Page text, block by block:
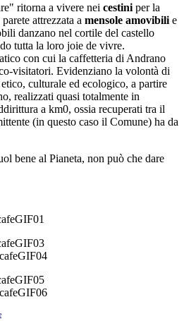
ritorna a vivere nei cestini per la
attrezzata a mensole amovibili e
danzano nel cortile del castello
tutta la loro joie de vivre.
con cui la caffetteria di Andrano
visitatori. Evidenziano la volontà di
culturale ed ecologico, a partire
realizzati quasi totalmente in
a km0, ossia recuperati tra il
(in questo caso il Comune) ha da
bene al Pianeta, non può che dare